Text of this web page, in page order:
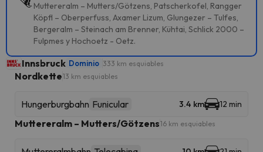
Muttereralm – Mutters/Götzens, Patscherkofel, Rangger
Köpfl – Oberperfuss, Axamer Lizum, Glungezer – Tulfes,
Bergeralm – Steinach am Brenner, Kühtai, Schlick 2000 –
Fulpmes y Hochoetz - Oetz.
Innsbruck Dominio 333 km esquiables
Nordkette13 km esquiables
Hungerburgbahn Funicular 3.4 km 12 min
Muttereralm – Mutters/Götzens16 km esquiables